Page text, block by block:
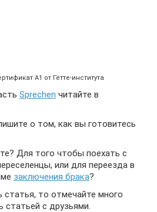
А1 от Гётте-института
Sprechen читайте в
о том, как вы готовитесь
Для того чтобы поехать с
или для переезда в
заключения брака?
статья, то отмечайте много
статьей с друзьями.